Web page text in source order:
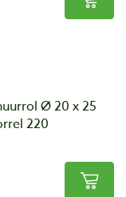
Ø 20 x 25
220